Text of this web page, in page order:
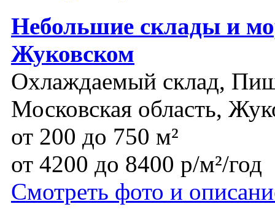
Небольшие склады и
Жуковском
Охлаждаемый склад,
Московская область,
от 200 до 750 м²
от 4200 до 8400 р/м²/год
Смотреть фото и